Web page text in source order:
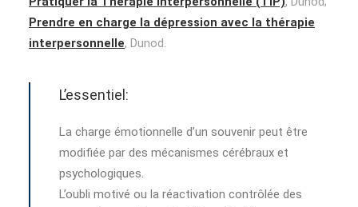
Prendre en charge la dépression avec la thérapie
interpersonnelle, Dunod.
L’essentiel:
La charge émotionnelle d’un souvenir peut être
modifiée par des mécanismes cérébraux et
psychologiques.
L’oubli motivé ou la réactivation contrôlée des